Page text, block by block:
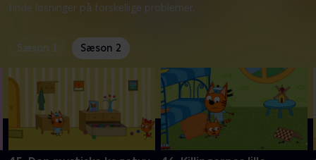
finde løsninger på forskellige problemer.
Sæson 1 Sæson 2